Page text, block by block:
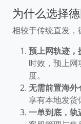
为什么选择
相较于传统直发，
预上网轨迹，
时效，预上
度。
无需前置海外
享有本地发货
一单到底，轨